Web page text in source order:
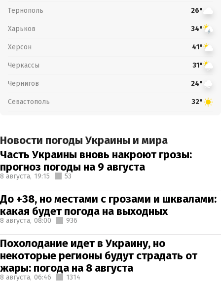
Тернополь 26°
Харьков 34°
Херсон 41°
Черкассы 31°
Чернигов 24°
Севастополь 32°
Новости погоды Украины и мира
Часть Украины вновь накроют грозы:
прогноз погоды на 9 августа
8 августа, 19:15 53
До +38, но местами с грозами и шквалами:
какая будет погода на выходных
8 августа, 08:00 936
Похолодание идет в Украину, но
некоторые регионы будут страдать от
жары: погода на 8 августа
8 августа, 06:46 1314